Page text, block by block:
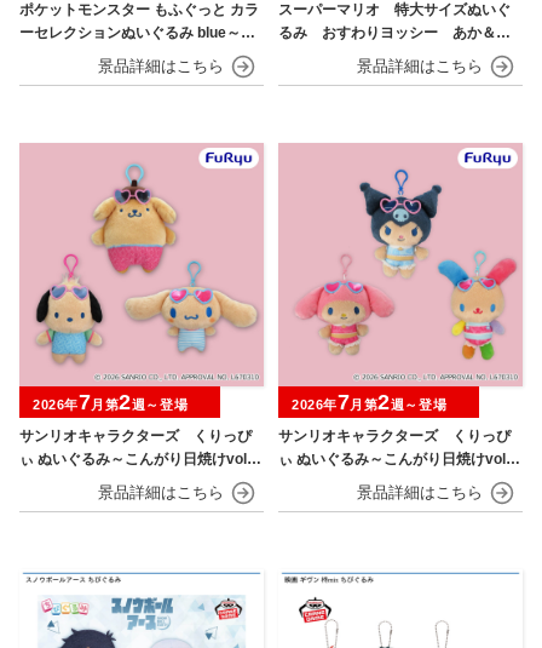
ポケットモンスター もふぐっと カラ
ーセレクションぬいぐるみ blue～カ
イオーガ・ポッチャマ～
スーパーマリオ 特大サイズぬいぐ
るみ おすわりヨッシー あか＆あ
サンリオキャラクターズ くりっぴ
ぃ ぬいぐるみ～こんがり日焼けvol.1
2026年7月第2週～登場
サンリオキャラクターズ くりっぴ
ぃ ぬいぐるみ～こんがり日焼けvol.2
2026年7月第2週～登場